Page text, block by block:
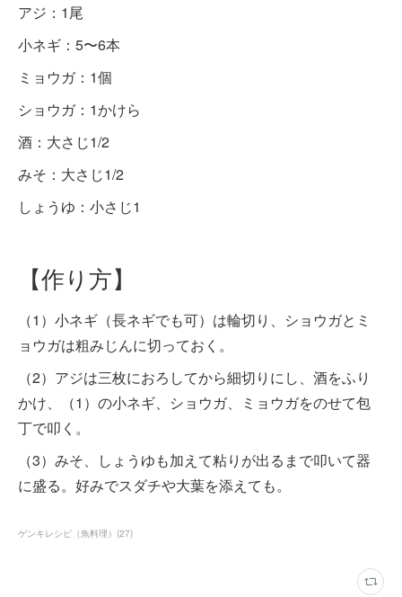
アジ：1尾
小ネギ：5〜6本
ミョウガ：1個
ショウガ：1かけら
酒：大さじ1/2
みそ：大さじ1/2
しょうゆ：小さじ1
【作り方】
（1）小ネギ（長ネギでも可）は輪切り、ショウガとミ
ョウガは粗みじんに切っておく。
（2）アジは三枚におろしてから細切りにし、酒をふり
かけ、（1）の小ネギ、ショウガ、ミョウガをのせて包
丁で叩く。
（3）みそ、しょうゆも加えて粘りが出るまで叩いて器
に盛る。好みでスダチや大葉を添えても。
ゲンキレシピ（魚料理） (27)